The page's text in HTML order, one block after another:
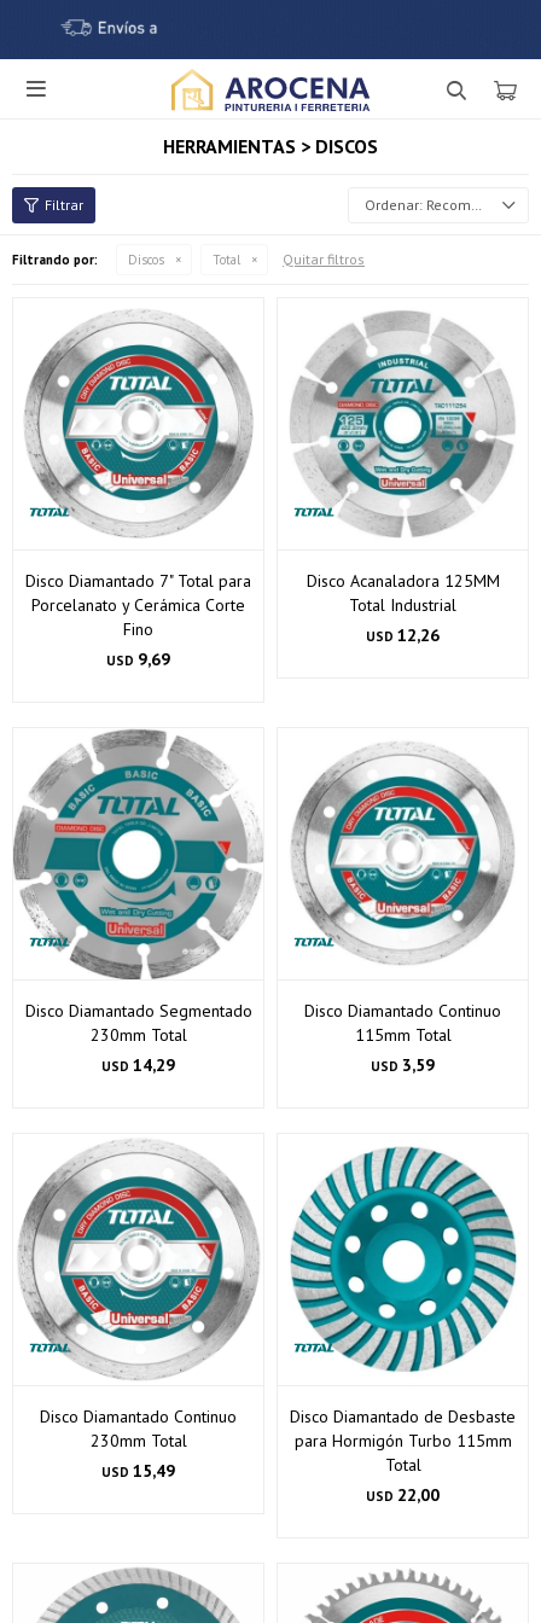

HERRAMIENTAS > DISCOS
Recomendados
Filtrando por: Discos Total Quitar filtros
Disco Diamantado 7" Total para
Porcelanato y Cerámica Corte
Fino
USD 9,69
Disco Acanaladora 125MM
Total Industrial
USD 12,26
Disco Diamantado Segmentado
230mm Total
USD 14,29
Disco Diamantado Continuo
115mm Total
USD 3,59
Disco Diamantado Continuo
230mm Total
USD 15,49
Disco Diamantado de Desbaste
para Hormigón Turbo 115mm
Total
USD 22,00
Comprá en 3 cuotas sin recargo o hasta en 12
cuotas * ¡Solo con tu cédula!